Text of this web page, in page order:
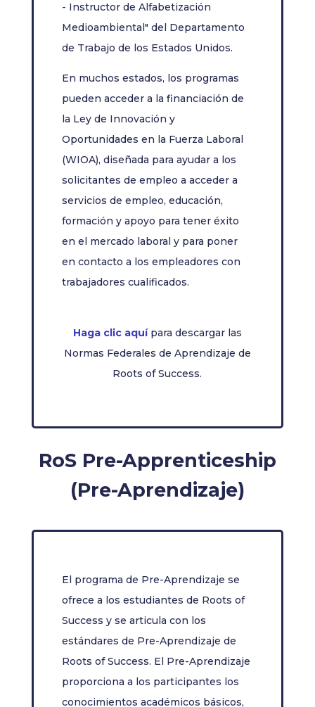
- Instructor de Alfabetización
Medioambiental" del Departamento
de Trabajo de los Estados Unidos.
En muchos estados, los programas
pueden acceder a la financiación de
la Ley de Innovación y
Oportunidades en la Fuerza Laboral
(WIOA), diseñada para ayudar a los
solicitantes de empleo a acceder a
servicios de empleo, educación,
formación y apoyo para tener éxito
en el mercado laboral y para poner
en contacto a los empleadores con
trabajadores cualificados.
Haga clic aquípara descargar las
Normas Federales de Aprendizaje de
Roots of Success.
RoS Pre-Apprenticeship
(Pre-Aprendizaje)
El programa de Pre-Aprendizaje se
ofrece a los estudiantes de Roots of
Success y se articula con los
estándares de Pre-Aprendizaje de
Roots of Success. El Pre-Aprendizaje
proporciona a los participantes los
conocimientos académicos básicos,